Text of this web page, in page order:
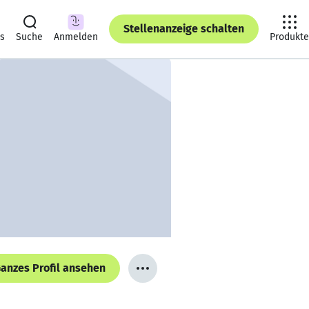
Suche Anmelden
Stellenanzeige schalten
Produkte
Profil ansehen